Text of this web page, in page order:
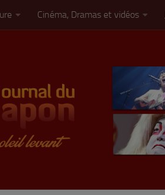
Cinéma, Dramas et vidéos